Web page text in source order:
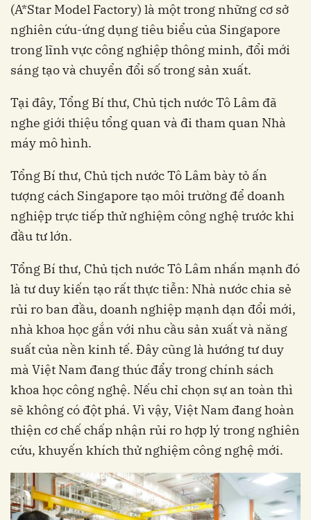
(A*Star Model Factory) là một trong những cơ sở
nghiên cứu-ứng dụng tiêu biểu của Singapore
trong lĩnh vực công nghiệp thông minh, đổi mới
sáng tạo và chuyển đổi số trong sản xuất.
Tại đây, Tổng Bí thư, Chủ tịch nước Tô Lâm đã
nghe giới thiệu tổng quan và đi tham quan Nhà
máy mô hình.
Tổng Bí thư, Chủ tịch nước Tô Lâm bày tỏ ấn
tượng cách Singapore tạo môi trường để doanh
nghiệp trực tiếp thử nghiệm công nghệ trước khi
đầu tư lớn.
Tổng Bí thư, Chủ tịch nước Tô Lâm nhấn mạnh đó
là tư duy kiến tạo rất thực tiễn: Nhà nước chia sẻ
rủi ro ban đầu, doanh nghiệp mạnh dạn đổi mới,
nhà khoa học gắn với nhu cầu sản xuất và năng
suất của nền kinh tế. Đây cũng là hướng tư duy
mà Việt Nam đang thúc đẩy trong chính sách
khoa học công nghệ. Nếu chỉ chọn sự an toàn thì
sẽ không có đột phá. Vì vậy, Việt Nam đang hoàn
thiện cơ chế chấp nhận rủi ro hợp lý trong nghiên
cứu, khuyến khích thử nghiệm công nghệ mới.